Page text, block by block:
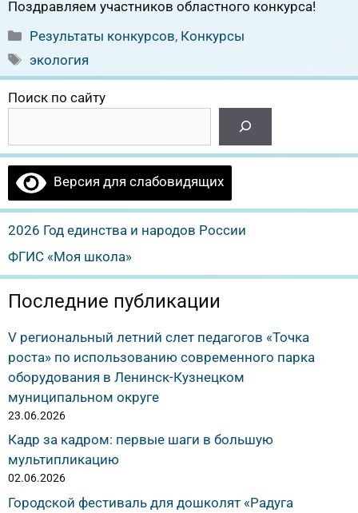
Поздравляем участников областного конкурса!
Рубрики
Результаты конкурсов, Конкурсы
Метки
экология
Поиск по сайту
Версия для слабовидящих
2026 Год единства и народов России
ФГИС «Моя школа»
Последние публикации
V региональный летний слет педагогов «Точка
роста» по использованию современного парка
оборудования в Ленинск-Кузнецком
муниципальном округе
23.06.2026
Кадр за кадром: первые шаги в большую
мультипликацию
02.06.2026
Городской фестиваль для дошколят «Радуга